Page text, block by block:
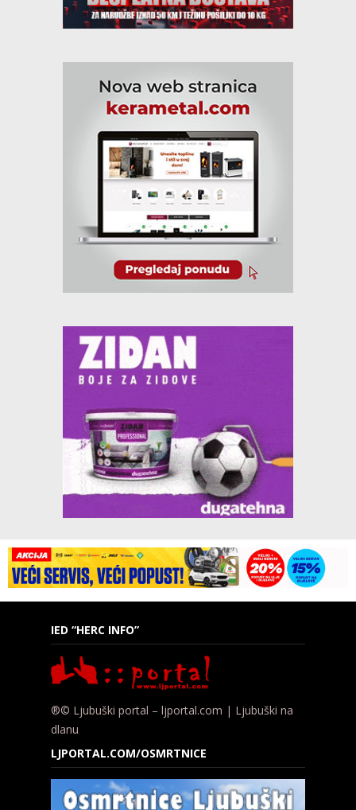
IED “HERC INFO”
®© Ljubuški portal – ljportal.com | Ljubuški na
dlanu
LJPORTAL.COM/OSMRTNICE